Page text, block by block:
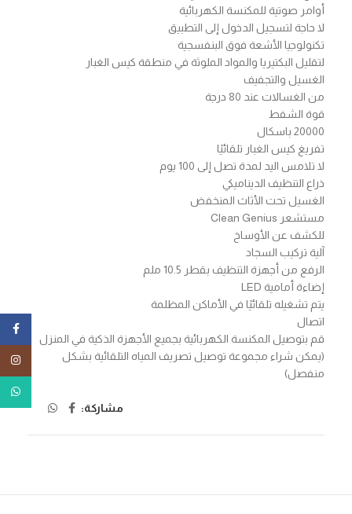
أوامر صوتية للمكنسة الكهربائية
لا حاجة لتسجيل الدخول إلى التطبيق
تكنولوجيا الأشعة فوق البنفسجية
لتقليل البكتيريا والمواد الملوثة في منطقة كيس الغبار
الغسيل والتجفيف
من الغسالات عند 80 درجة
قوة الشفط
20000 باسكال
تفريغ كيس الغبار تلقائيًا
لا تلامس اليد لمدة تصل إلى 100 يوم
ذراع التنظيف الديناميكي
الغسيل تحت الأثاث المنخفض
مستشعر Clean Genius
للكشف عن الأوساخ
آلية تركيب السجاد
الرفع من أجهزة التنظيف بقطر 10.5 ملم
إضاءة أمامية LED
يتم تشغيله تلقائيًا في الأماكن المظلمة
اتصال
قم بتوصيل المكنسة الكهربائية بجميع الأجهزة الذكية في المنزل
(يمكن شراء مجموعة توصيل تصريف المياه التلقائية بشكل
منفصل)
مشاركة: